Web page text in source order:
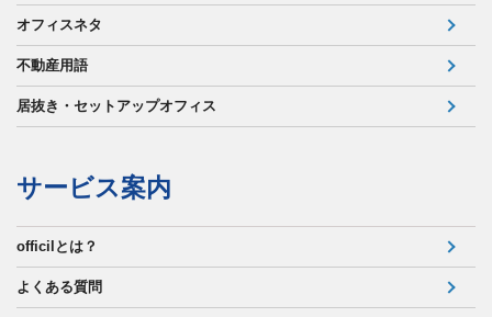
オフィスネタ
不動産用語
居抜き・セットアップオフィス
サービス案内
officilとは？
よくある質問